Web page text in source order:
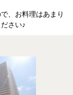
、お料理はあまり
さい♪